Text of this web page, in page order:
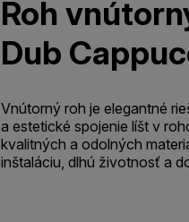
Roh
Dub
Vnútorný roh je elegantné
a estetické spojenie líšt v
kvalitných a odolných
inštaláciu, dlhú životnosť a